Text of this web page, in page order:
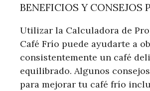
BENEFICIOS Y CONSEJOS
Utilizar la Calculadora de
Café Frío puede ayudarte a
consistentemente un café
equilibrado. Algunos
para mejorar tu café frío